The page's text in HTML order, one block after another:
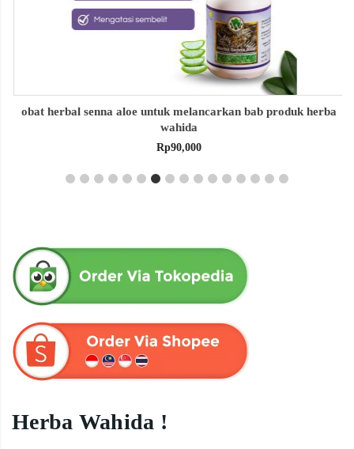
obat herbal senna aloe untuk melancarkan bab produk herba
wahida
Rp90,000
Herba Wahida !